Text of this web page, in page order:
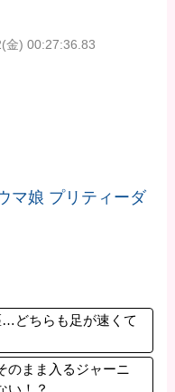
金) 00:27:36.83
マ娘 プリティーダ
…どちらも足が速くて
のまま入るジャーニ
い！？